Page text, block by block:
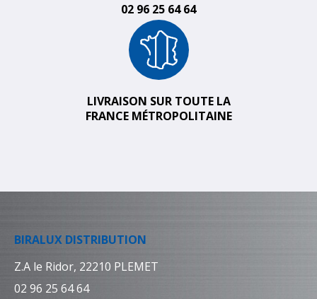
02 96 25 64 64
LIVRAISON SUR TOUTE LA
FRANCE MÉTROPOLITAINE
BIRALUX DISTRIBUTION
Z.A le Ridor, 22210 PLEMET
02 96 25 64 64